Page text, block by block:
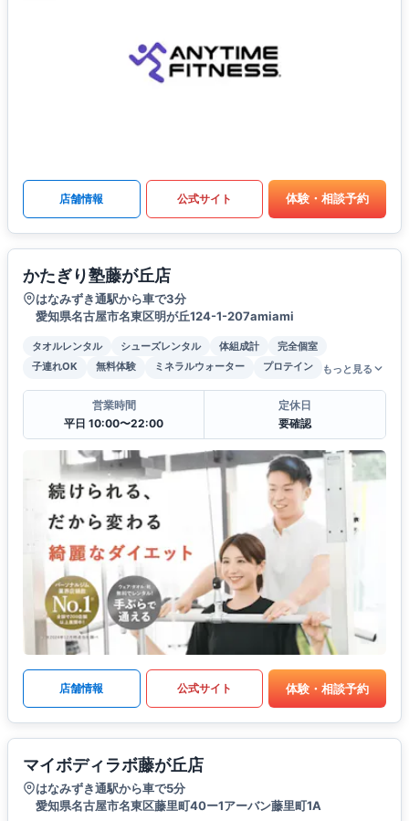
店舗情報 公式サイト 体験・相談予約
かたぎり塾藤が丘店
はなみずき通駅から車で3分
愛知県名古屋市名東区明が丘124-1-207amiami
タオルレンタル シューズレンタル 体組成計
完全個室
子連れOK
無料体験 ミネラルウォーター プロテイン もっと見る
営業時間
平日 10:00〜22:00
定休日
要確認
店舗情報 公式サイト 体験・相談予約
マイボディラボ藤が丘店
はなみずき通駅から車で5分
愛知県名古屋市名東区藤里町40ー1アーバン藤里町1A